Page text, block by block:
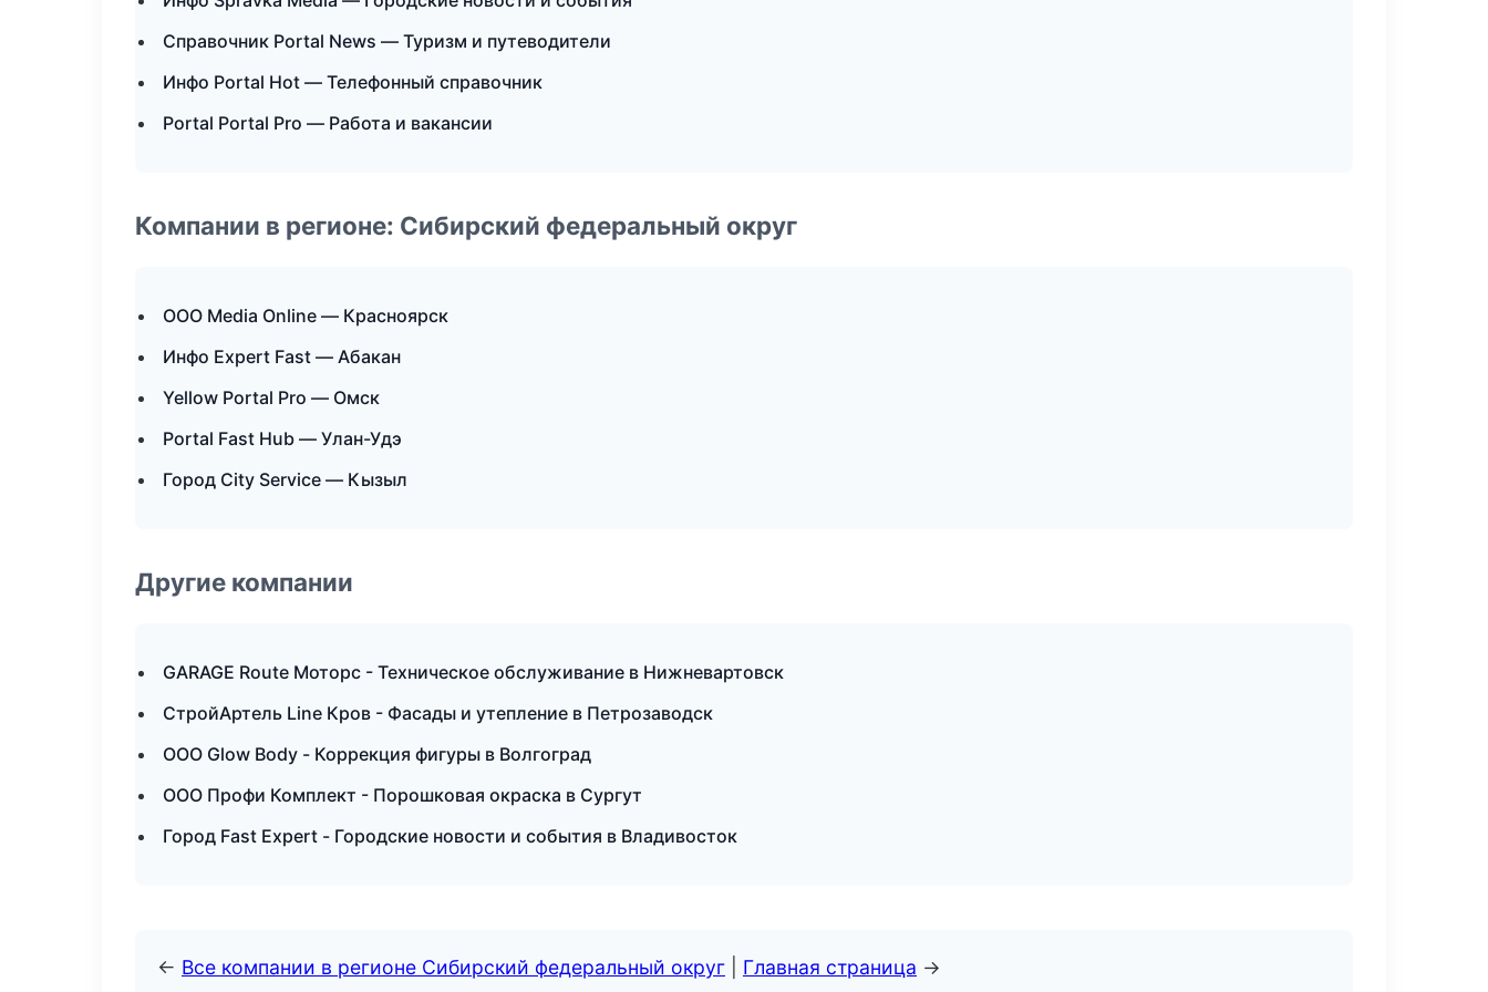
Справочник Portal News — Туризм и путеводители
Инфо Portal Hot — Телефонный справочник
Portal Portal Pro — Работа и вакансии
Компании в регионе: Сибирский федеральный округ
ООО Media Online — Красноярск
Инфо Expert Fast — Абакан
Yellow Portal Pro — Омск
Portal Fast Hub — Улан-Удэ
Город City Service — Кызыл
Другие компании
GARAGE Route Моторс - Техническое обслуживание в Нижневартовск
СтройАртель Line Кров - Фасады и утепление в Петрозаводск
ООО Glow Body - Коррекция фигуры в Волгоград
ООО Профи Комплект - Порошковая окраска в Сургут
Город Fast Expert - Городские новости и события в Владивосток
← Все компании в регионе Сибирский федеральный округ Главная страница →